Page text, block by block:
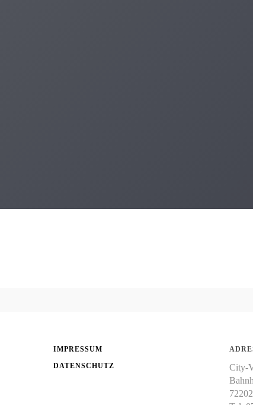
IMPRESSUM
DATENSCHUTZ
City-